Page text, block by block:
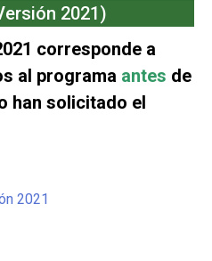
2021)
corresponde a
al programa antes de
han solicitado el
2021